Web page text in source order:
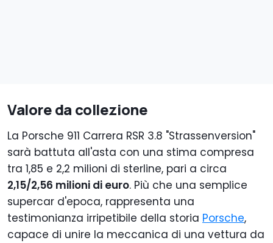
Valore da collezione
La Porsche 911 Carrera RSR 3.8 "Strassenversion"
sarà battuta all'asta con una stima compresa
tra 1,85 e 2,2 milioni di sterline, pari a circa
2,15/2,56 milioni di euro. Più che una semplice
supercar d'epoca, rappresenta una
testimonianza irripetibile della storia Porsche,
capace di unire la meccanica di una vettura da